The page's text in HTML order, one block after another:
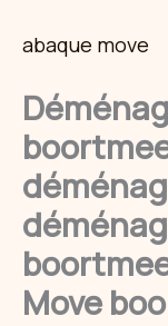
abaque move
Move